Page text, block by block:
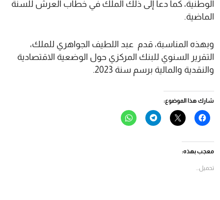
الوطنية، كما دعا إلى ذلك الملك في خطاب العرش للسنة
الماضية.
وبهذه المناسبة، قدم عبد اللطيف الجواهري للملك،
التقرير السنوي للبنك المركزي حول الوضعية الاقتصادية
والنقدية والمالية برسم سنة 2023.
شارك هذا الموضوع:
انقر
للمشاركة
(فتح
في
نافذة
النقر
للمشاركة
انقر
للمشاركة
انقر
للمشاركة
معجب بهذه:
تحميل...